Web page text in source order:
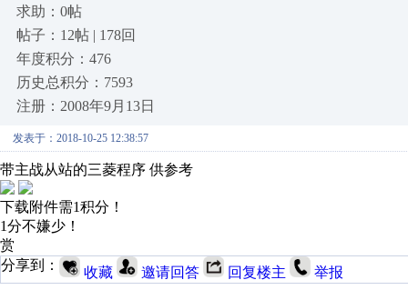
求助：0帖
帖子：12帖 | 178回
年度积分：476
历史总积分：7593
注册：2008年9月13日
发表于：2018-10-25 12:38:57
带主战从站的三菱程序 供参考
下载附件需1积分！
1分不嫌少！
赏
分享到：
收藏 邀请回答 回复楼主 举报